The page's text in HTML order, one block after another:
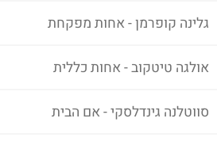
גלינה קופרמן - אחות מפקחת
אולגה טיטקוב - אחות כללית
סווטלנה גינדלסקי - אם הבית